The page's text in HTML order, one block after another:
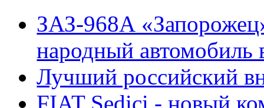
ЗАЗ-968А
народный
Лучший российский